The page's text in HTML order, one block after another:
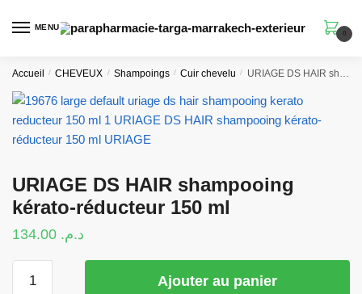
MENU
0
Accueil / CHEVEUX / Shampoings / Cuir chevelu / URIAGE DS HAIR shampooing kérato-réducteur 150 ml
URIAGE DS HAIR shampooing
kérato-réducteur 150 ml
د.م.
Ajouter au panier